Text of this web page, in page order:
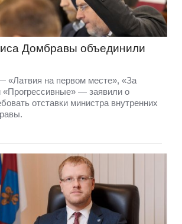
Домбравы объединили
«Латвия на первом месте», «За
«Прогрессивные» — заявили о
отставки министра внутренних